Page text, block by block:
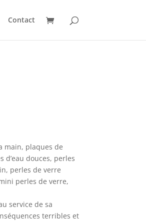
Contact
main, plaques de
d’eau douces, perles
perles de verre
perles de verre,
service de sa
terribles et